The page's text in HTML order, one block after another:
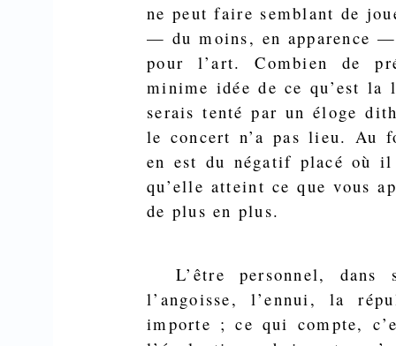
ne peut faire semblant de
— du moins, en apparence
pour l’art. Combien de
minime idée de ce qu’est
serais tenté par un éloge
le concert n’a pas lieu. Au
en est du négatif placé où
qu’elle atteint ce que vous
de plus en plus.
L’être personnel,
l’angoisse, l’ennui, la
importe ; ce qui compte,